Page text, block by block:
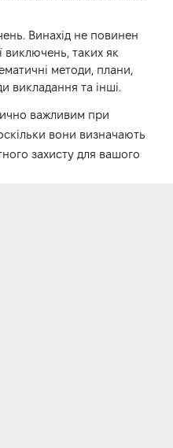
Винахід не повинен
виключень, таких як
методи, плани,
викладання та інші.
важливим при
вони визначають
захисту для вашого